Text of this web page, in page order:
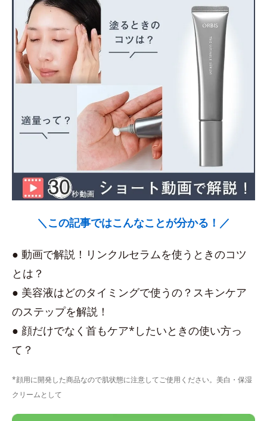
＼この記事ではこんなことが分かる！／
● 動画で解説！リンクルセラムを使うときのコツ
とは？
● 美容液はどのタイミングで使うの？スキンケア
のステップを解説！
● 顔だけでなく首もケア*したいときの使い方っ
て？
*顔用に開発した商品なので肌状態に注意してご使用ください。美白・保湿
クリームとして